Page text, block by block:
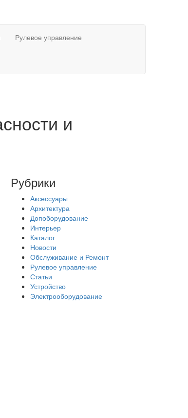
Рулевое управление
и
Рубрики
Аксессуары
Архитектура
Допоборудование
Интерьер
Каталог
Новости
Обслуживание и Ремонт
Рулевое управление
Статьи
Устройство
Электрооборудование